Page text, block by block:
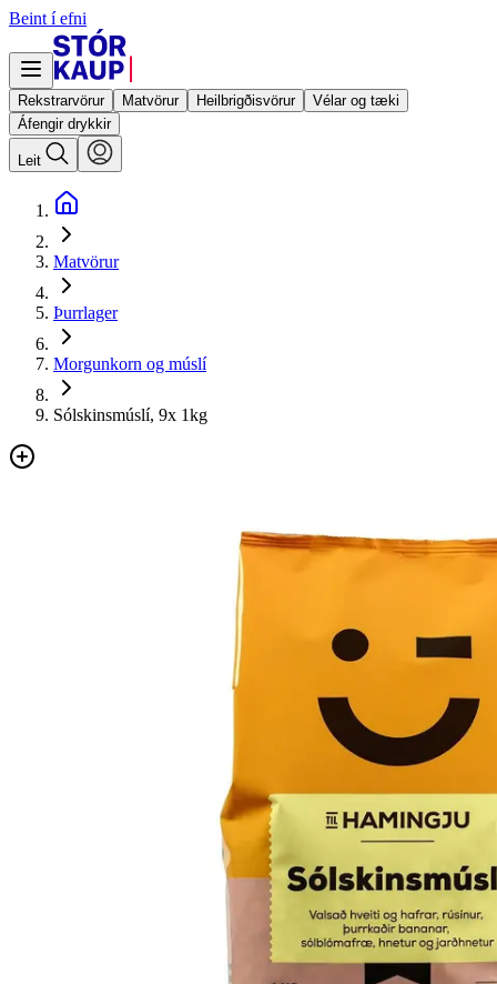
Beint í efni
Rekstrarvörur Matvörur Heilbrigðisvörur
Vélar og tæki
Áfengir drykkir
Leit
Matvörur
Þurrlager
Morgunkorn og múslí
Sólskinsmúslí, 9x 1kg